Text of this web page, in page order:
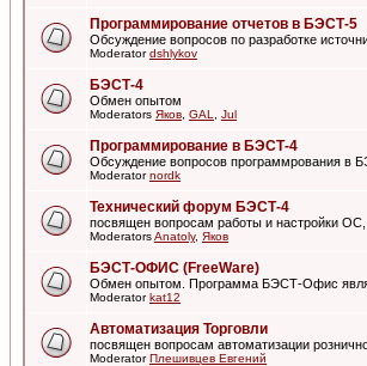
Программирование отчетов в БЭСТ-5
Обсуждение вопросов по разработке
Moderatordshlykov
БЭСТ-4
Обмен опытом
Moderators Яков GAL Jul
Программирование в БЭСТ-4
Обсуждение вопросов программрования в
Moderatornordk
Технический форум БЭСТ-4
посвящен вопросам работы и настройки ОС,
ModeratorsAnatoly, Яков
БЭСТ-ОФИС (FreeWare)
Обмен опытом. Программа БЭСТ-Офис
Moderatorkat12
Автоматизация Торговли
посвящен вопросам автоматизации
ModeratorПлешивцев Евгений